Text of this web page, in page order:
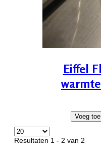
Eiffel
Resultaten 1 - 2 van 2